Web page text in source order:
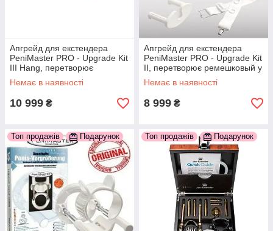
Апгрейд для екстендера
PeniMaster PRO - Upgrade Kit
III Hang, перетворює
екстендер в хангер
777Store.com.ua
Немає в наявності
10 999 ₴
Апгрейд для екстендера
PeniMaster PRO - Upgrade Kit
II, перетворює ремешковый у
вакуумний + ремінь
777Store.com.ua
Немає в наявності
8 999 ₴
Топ продажів Подарунок Топ продажів Подарунок